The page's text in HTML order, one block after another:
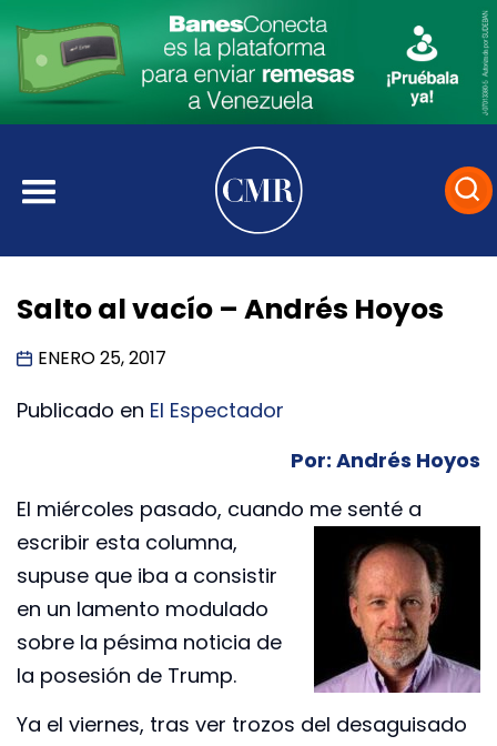
Salto al vacío – Andrés Hoyos
ENERO 25, 2017
Publicado en El Espectador
Por: Andrés Hoyos
El miércoles pasado, cuando me senté a
escribir esta columna,
supuse que iba a consistir
en un lamento modulado
sobre la pésima noticia de
la posesión de Trump.
Ya el viernes, tras ver trozos del desaguisado